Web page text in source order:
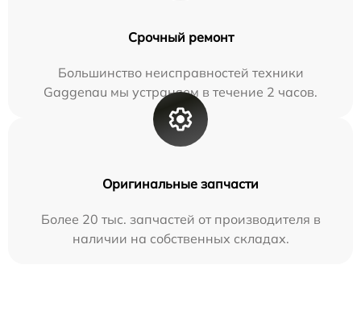
Срочный ремонт
Большинство неисправностей техники
Gaggenau мы устраняем в течение 2 часов.
Оригинальные запчасти
Более 20 тыс. запчастей от производителя в
наличии на собственных складах.